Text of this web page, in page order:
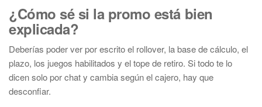
¿Cómo sé si la promo está bien
explicada?
Deberías poder ver por escrito el rollover, la base de cálculo, el
plazo, los juegos habilitados y el tope de retiro. Si todo te lo
dicen solo por chat y cambia según el cajero, hay que
desconfiar.